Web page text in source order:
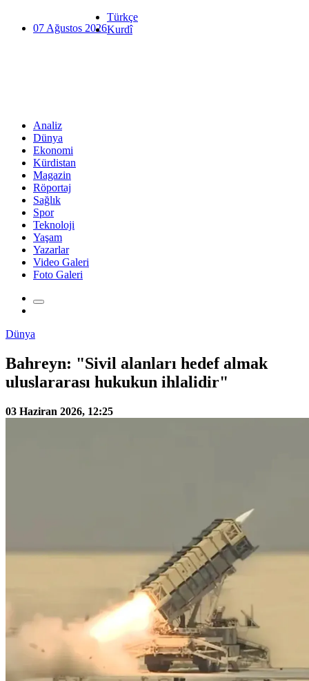
07 Ağustos 2026
Türkçe
Kurdî
Analiz
Dünya
Ekonomi
Kürdistan
Magazin
Röportaj
Sağlık
Spor
Teknoloji
Yaşam
Yazarlar
Video Galeri
Foto Galeri
Dünya
Bahreyn: "Sivil alanları hedef almak
uluslararası hukukun ihlalidir"
03 Haziran 2026, 12:25